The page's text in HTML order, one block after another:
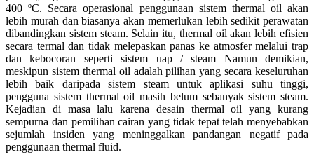
400 ºC. Secara operasional penggunaan sistem thermal oil akan
lebih murah dan biasanya akan memerlukan lebih sedikit perawatan
dibandingkan sistem steam. Selain itu, thermal oil akan lebih efisien
secara termal dan tidak melepaskan panas ke atmosfer melalui trap
dan kebocoran seperti sistem uap / steam Namun demikian,
meskipun sistem thermal oil adalah pilihan yang secara keseluruhan
lebih baik daripada sistem steam untuk aplikasi suhu tinggi,
pengguna sistem thermal oil masih belum sebanyak sistem steam.
Kejadian di masa lalu karena desain thermal oil yang kurang
sempurna dan pemilihan cairan yang tidak tepat telah menyebabkan
sejumlah insiden yang meninggalkan pandangan negatif pada
penggunaan thermal fluid.